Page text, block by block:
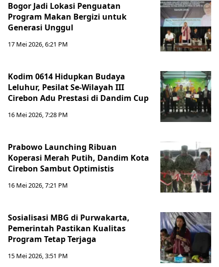
Bogor Jadi Lokasi Penguatan
Program Makan Bergizi untuk
Generasi Unggul
17 Mei 2026, 6:21 PM
Kodim 0614 Hidupkan Budaya
Leluhur, Pesilat Se-Wilayah III
Cirebon Adu Prestasi di Dandim Cup
16 Mei 2026, 7:28 PM
Prabowo Launching Ribuan
Koperasi Merah Putih, Dandim Kota
Cirebon Sambut Optimistis
16 Mei 2026, 7:21 PM
Sosialisasi MBG di Purwakarta,
Pemerintah Pastikan Kualitas
Program Tetap Terjaga
15 Mei 2026, 3:51 PM